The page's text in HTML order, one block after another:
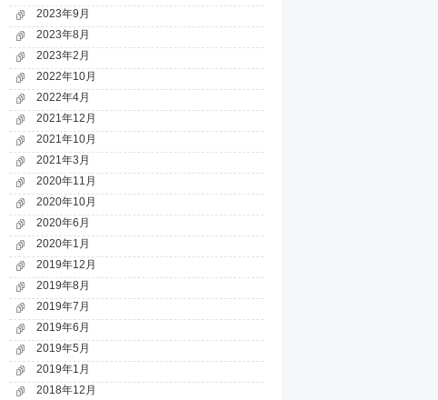
2023年9月
2023年8月
2023年2月
2022年10月
2022年4月
2021年12月
2021年10月
2021年3月
2020年11月
2020年10月
2020年6月
2020年1月
2019年12月
2019年8月
2019年7月
2019年6月
2019年5月
2019年1月
2018年12月